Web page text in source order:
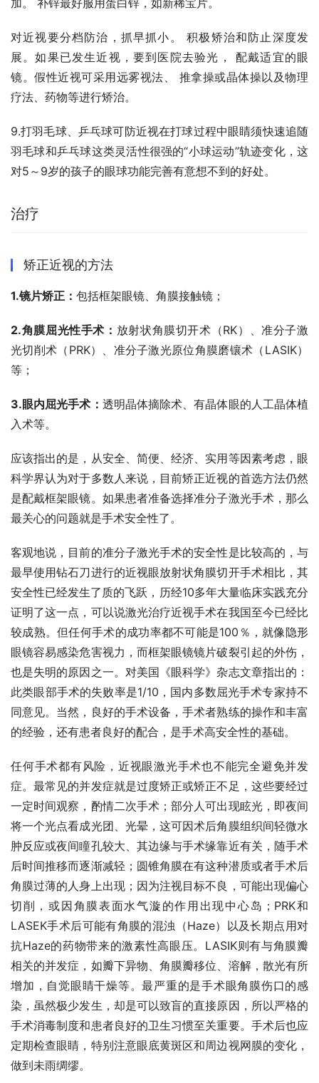
加。 补锌最好服用蛋白锌，如新稀宝片。
对近视要分档防治，抓早抓小。 积极矫治和防止深度发
展。如果已发生近视，要到医院去验光， 配戴适宜的眼
镜。假性近视可采用远雾视法、 推拿操或晶体操以及物理
疗法、药物等进行矫治。
9.打羽毛球、乒乓球可防近视在打球过程中眼睛须快速追随
羽毛球和乒乓球这类灵活性很强的“小球运动”轨迹变化，这
对5～9岁的孩子的眼球功能完善有意想不到的好处。
治疗
矫正近视的方法
1.镜片矫正： 包括框架眼镜、角膜接触镜；
2.角膜屈光性手术： 放射状角膜切开术（RK）、准分子激
光切削术（PRK）、准分子激光原位角膜磨镶术（LASIK）
等；
3.眼内屈光手术： 透明晶体摘除术、有晶体眼的人工晶体植
入术等。
应该指出的是，从安全、简便、经济、实用等因素考虑，眼
科学界认为对于多数人来说，目前矫正近视的首选方法仍然
是配戴框架眼镜。如果患者准备选择准分子激光手术，那么
最关心的问题就是手术安全性了。
客观地说，目前的准分子激光手术的安全性是比较高的，与
最早使用钻石刀进行的近视眼放射状角膜切开手术相比，其
安全性已经发生了质的飞跃，历经10多年大量临床实践充分
证明了这一点，可以说激光治疗近视手术在我国至今已经比
较成熟。但任何手术的成功率都不可能是100％，就像隐形
眼镜容易感染危害视力，而框架眼镜镜片破裂引起的外伤，
也是失明的原因之一。对美国《眼科学》杂志文章指出的：
此类眼部手术的失败率是1/10，国内多数屈光手术专家持不
同意见。当然，良好的手术设备，手术者熟练的操作和丰富
的经验，还有患者良好的配合，是手术高安全性的基础。
任何手术都有风险，近视眼激光手术也不能完全避免并发
症。最常见的并发症就是过度矫正或矫正不足，这些要经过
一定时间观察，酌情二次手术；部分人可出现眩光，即夜间
将一个光点看成光团、光晕，这可因术后角膜组织间轻微水
肿反应或夜间瞳孔较大、其边缘与手术缘靠近有关，随手术
后时间推移而逐渐减轻；圆锥角膜在有这种潜质或者手术后
角膜过薄的人身上出现；因为注视目标不良，可能出现偏心
切削，或因角膜表面水气漩的作用出现中心岛；PRK和
LASEK手术后可能有角膜的混浊（Haze）以及长期点用对
抗Haze的药物带来的激素性高眼压。LASIK则有与角膜瓣
相关的并发症，如瓣下异物、角膜瓣移位、溶解，散光有所
增加，自觉眼睛干燥等。最严重的是手术眼角膜伤口的感
染，虽然极少发生，却是可以致盲的直接原因，所以严格的
手术消毒制度和患者良好的卫生习惯至关重要。手术后也应
定期检查眼睛，特别注意眼底黄斑区和周边视网膜的变化，
做到未雨绸缪。